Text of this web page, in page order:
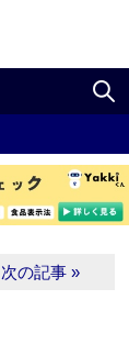
次の記事 »